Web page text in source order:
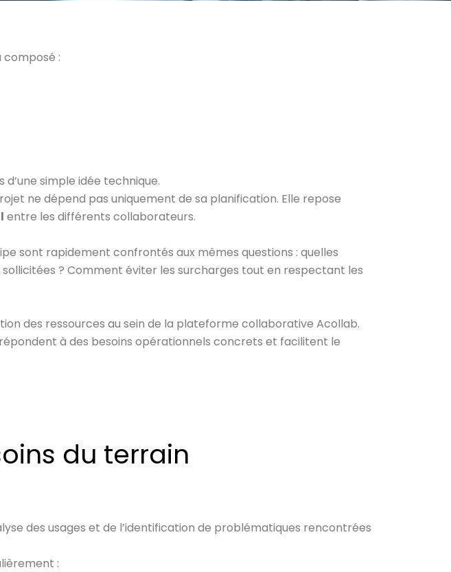
composé :
simple idée technique.
ne dépend pas uniquement de sa planification. Elle repose
entre les différents collaborateurs.
sont rapidement confrontés aux mêmes questions : quelles
? Comment éviter les surcharges tout en respectant les
des ressources au sein de la plateforme collaborative Acollab.
à des besoins opérationnels concrets et facilitent le
du terrain
des usages et de l’identification de problématiques rencontrées
: